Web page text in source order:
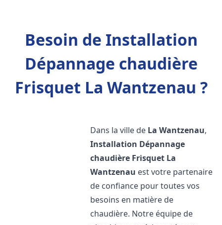
Besoin de Installation
Dépannage chaudière
Frisquet La Wantzenau ?
Dans la ville de La Wantzenau,
Installation Dépannage
chaudière Frisquet La
Wantzenau est votre partenaire
de confiance pour toutes vos
besoins en matière de
chaudière. Notre équipe de